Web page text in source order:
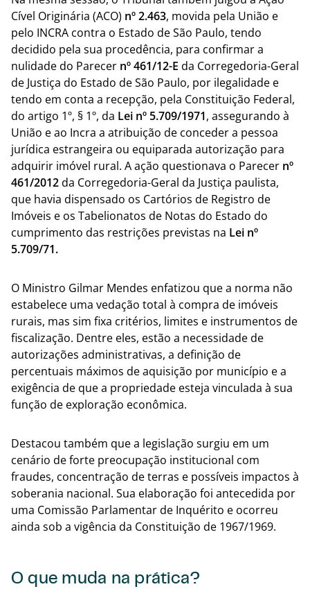
Cível Originária (ACO) nº 2.463, movida pela União e
pelo INCRA contra o Estado de São Paulo, tendo
decidido pela sua procedência, para confirmar a
nulidade do Parecer nº 461/12-E da Corregedoria-Geral
de Justiça do Estado de São Paulo, por ilegalidade e
tendo em conta a recepção, pela Constituição Federal,
do artigo 1º, § 1º, da Lei nº 5.709/1971, assegurando à
União e ao Incra a atribuição de conceder a pessoa
jurídica estrangeira ou equiparada autorização para
adquirir imóvel rural. A ação questionava o Parecer nº
461/2012da Corregedoria-Geral da Justiça paulista,
que havia dispensado os Cartórios de Registro de
Imóveis e os Tabelionatos de Notas do Estado do
cumprimento das restrições previstas na Lei nº
5.709/71.
O Ministro Gilmar Mendes enfatizou que a norma não
estabelece uma vedação total à compra de imóveis
rurais, mas sim fixa critérios, limites e instrumentos de
fiscalização. Dentre eles, estão a necessidade de
autorizações administrativas, a definição de
percentuais máximos de aquisição por município e a
exigência de que a propriedade esteja vinculada à sua
função de exploração econômica.
Destacou também que a legislação surgiu em um
cenário de forte preocupação institucional com
fraudes, concentração de terras e possíveis impactos à
soberania nacional. Sua elaboração foi antecedida por
uma Comissão Parlamentar de Inquérito e ocorreu
ainda sob a vigência da Constituição de 1967/1969.
O que muda na prática?